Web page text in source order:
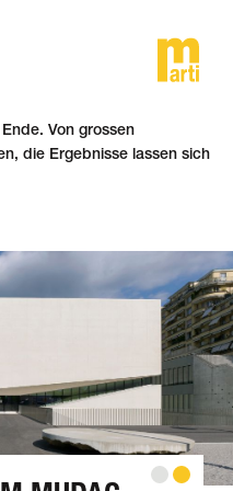
Von grossen
die Ergebnisse lassen sich